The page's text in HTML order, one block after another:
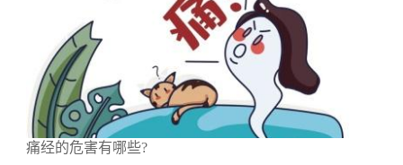
痛经的危害有哪些?